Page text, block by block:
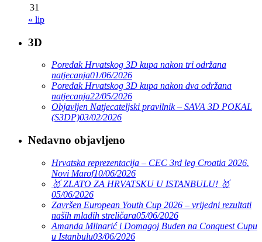
31
« lip
3D
Poredak Hrvatskog 3D kupa nakon tri održana
natjecanja01/06/2026
Poredak Hrvatskog 3D kupa nakon dva održana
natjecanja22/05/2026
Objavljen Natjecateljski pravilnik – SAVA 3D POKAL
(S3DP)03/02/2026
Nedavno objavljeno
Hrvatska reprezentacija – CEC 3rd leg Croatia 2026.
Novi Marof10/06/2026
🥇 ZLATO ZA HRVATSKU U ISTANBULU! 🥇
05/06/2026
Završen European Youth Cup 2026 – vrijedni rezultati
naših mladih streličara05/06/2026
Amanda Mlinarić i Domagoj Buden na Conquest Cupu
u Istanbulu03/06/2026